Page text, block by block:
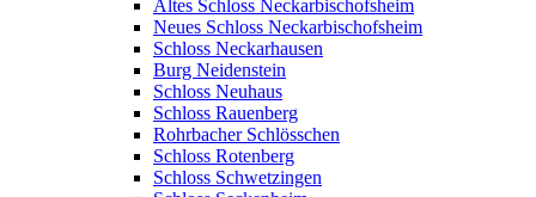
Altes Schloss Neckarbischofsheim
Neues Schloss Neckarbischofsheim
Schloss Neckarhausen
Burg Neidenstein
Schloss Neuhaus
Schloss Rauenberg
Rohrbacher Schlösschen
Schloss Rotenberg
Schloss Schwetzingen